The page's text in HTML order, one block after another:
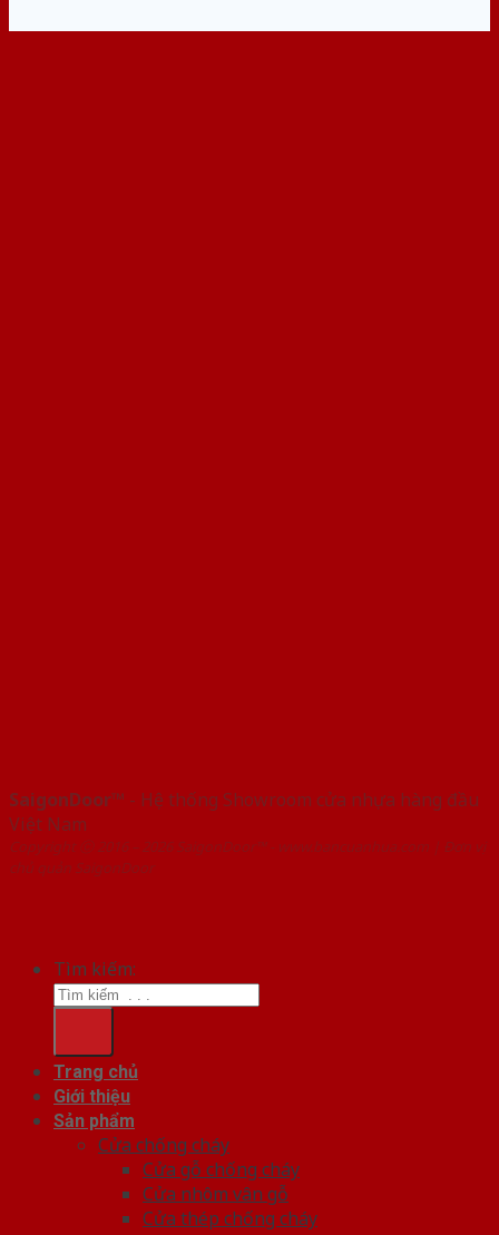
SaigonDoor™ - Hệ thống Showroom cửa nhựa hàng đầu
Việt Nam
Copyright ⓒ 2016 – 2026 SaigonDoor™ - www.bancuanhua.com | Đơn vị
chủ quản SaigonDoor
Tìm kiếm:
Trang chủ
Giới thiệu
Sản phẩm
Cửa chống cháy
Cửa gỗ chống cháy
Cửa nhôm vân gỗ
Cửa thép chống cháy